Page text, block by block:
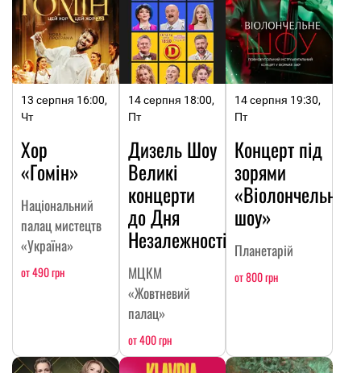
13 серпня 16:00,
Чт
Хор
«Гомін»
Національний
палац мистецтв
«Україна»
от 490 грн
14 серпня 18:00,
Пт
Дизель Шоу
Великі
концерти
до Дня
Незалежності
МЦКМ
«Жовтневий
палац»
от 400 грн
14 серпня 19:30,
Пт
Концерт під
зорями
«Віолончельне
шоу»
Планетарій
от 800 грн